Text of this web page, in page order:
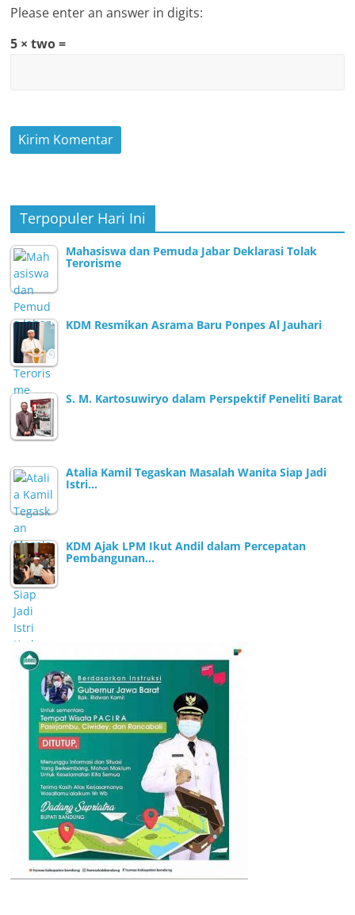
Please enter an answer in digits:
5 × two =
Terpopuler Hari Ini
Mahasiswa dan Pemuda Jabar Deklarasi Tolak
Terorisme
KDM Resmikan Asrama Baru Ponpes Al Jauhari
S. M. Kartosuwiryo dalam Perspektif Peneliti Barat
Atalia Kamil Tegaskan Masalah Wanita Siap Jadi
Istri…
KDM Ajak LPM Ikut Andil dalam Percepatan
Pembangunan…